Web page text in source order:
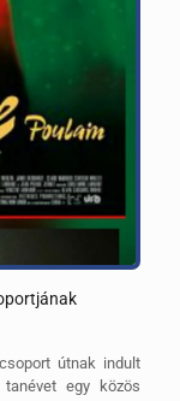
útnak indult
egy közös